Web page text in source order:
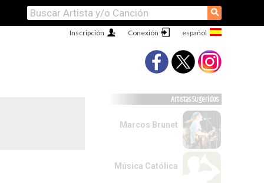
⚲
Conexión
Inscripción
Artistas Sugeridos
Marcos Brunet
Música Católica